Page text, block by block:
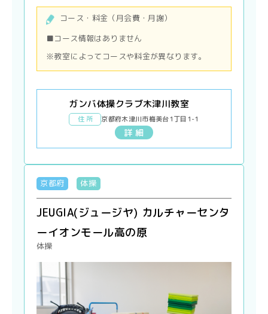
コース・料金（月会費・月謝）
■コース情報はありません
※教室によってコースや料金が異なります。
ガンバ体操クラブ木津川教室
住 所 京都府木津川市梅美台1丁目1-1
詳 細
京都府 体操
JEUGIA(ジュージヤ) カルチャーセンタ
ーイオンモール高の原
体操